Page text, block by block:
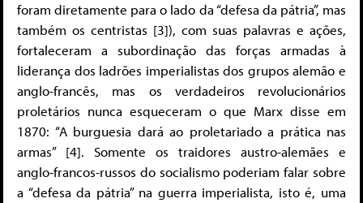
foram diretamente para o lado da “defesa da pátria”, mas
também os centristas [3]), com suas palavras e ações,
fortaleceram a subordinação das forças armadas à
liderança dos ladrões imperialistas dos grupos alemão e
anglo-francês, mas os verdadeiros revolucionários
proletários nunca esqueceram o que Marx disse em
1870: “A burguesia dará ao proletariado a prática nas
armas” [4]. Somente os traidores austro-alemães e
anglo-francos-russos do socialismo poderiam falar sobre
a “defesa da pátria” na guerra imperialista, isto é, uma